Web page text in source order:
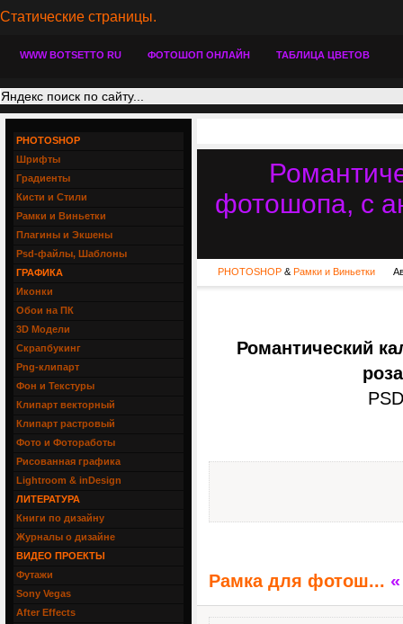
Статические страницы.
WWW BOTSETTO RU ФОТОШОП ОНЛАЙН ТАБЛИЦА ЦВЕТОВ
фотошопа, с
PHOTOSHOP & Рамки и Виньетки
Романтический
Рамка для фотош...
PHOTOSHOP
Шрифты
Градиенты
Кисти и Стили
Рамки и Виньетки
Плагины и Экшены
Psd-файлы, Шаблоны
ГРАФИКА
Иконки
Обои на ПК
3D Модели
Скрапбукинг
Png-клипарт
Фон и Текстуры
Клипарт векторный
Клипарт растровый
Фото и Фотоработы
Рисованная графика
Lightroom & inDesign
ЛИТЕРАТУРА
Книги по дизайну
Журналы о дизайне
ВИДЕО ПРОЕКТЫ
Футажи
Sony Vegas
After Effects